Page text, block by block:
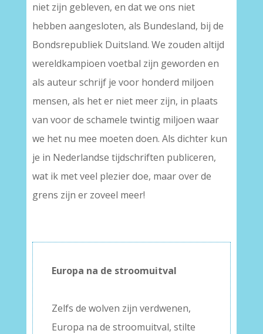
niet zijn gebleven, en dat we ons niet
hebben aangesloten, als Bundesland, bij de
Bondsrepubliek Duitsland. We zouden altijd
wereldkampioen voetbal zijn geworden en
als auteur schrijf je voor honderd miljoen
mensen, als het er niet meer zijn, in plaats
van voor de schamele twintig miljoen waar
we het nu mee moeten doen. Als dichter kun
je in Nederlandse tijdschriften publiceren,
wat ik met veel plezier doe, maar over de
grens zijn er zoveel meer!
Europa na de stroomuitval
Zelfs de wolven zijn verdwenen,
Europa na de stroomuitval, stilte